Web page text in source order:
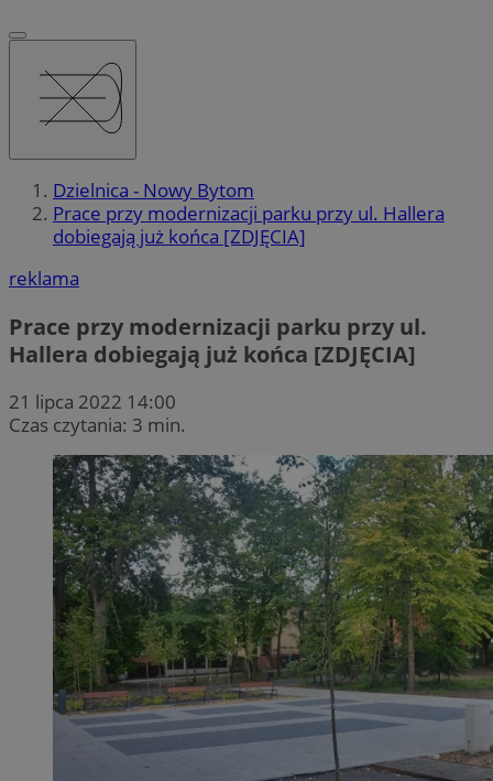
Dzielnica - Nowy Bytom
Prace przy modernizacji parku przy ul. Hallera
dobiegają już końca [ZDJĘCIA]
reklama
Prace przy modernizacji parku przy ul.
Hallera dobiegają już końca [ZDJĘCIA]
21 lipca 2022 14:00
Czas czytania: 3 min.